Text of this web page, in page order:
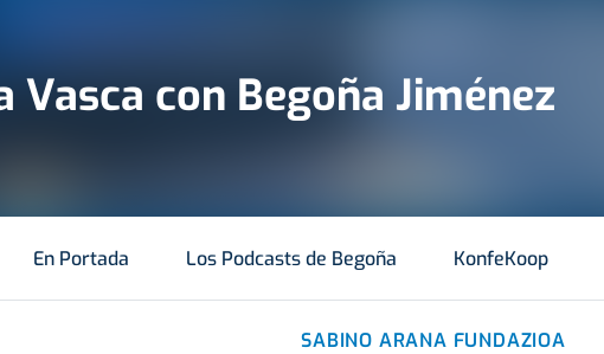
Vasca con Begoña Jiménez
En Portada Los Podcasts de Begoña KonfeKoop
SABINO ARANA FUNDAZIOA